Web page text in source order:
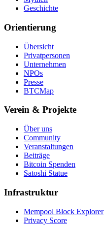
Geschichte
Orientierung
Übersicht
Privatpersonen
Unternehmen
NPOs
Presse
BTCMap
Verein & Projekte
Über uns
Community
Veranstaltungen
Beiträge
Bitcoin Spenden
Satoshi Statue
Infrastruktur
Mempool Block Explorer
Privacy Score